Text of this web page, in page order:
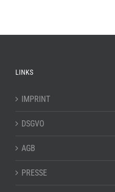
LINKS
IMPRINT
DSGVO
AGB
PRESSE